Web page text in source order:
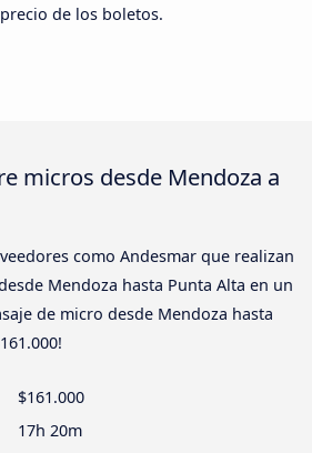
de los boletos.
micros desde Mendoza a
como Andesmar que realizan
Mendoza hasta Punta Alta en un
de micro desde Mendoza hasta
$161.000
17h 20m